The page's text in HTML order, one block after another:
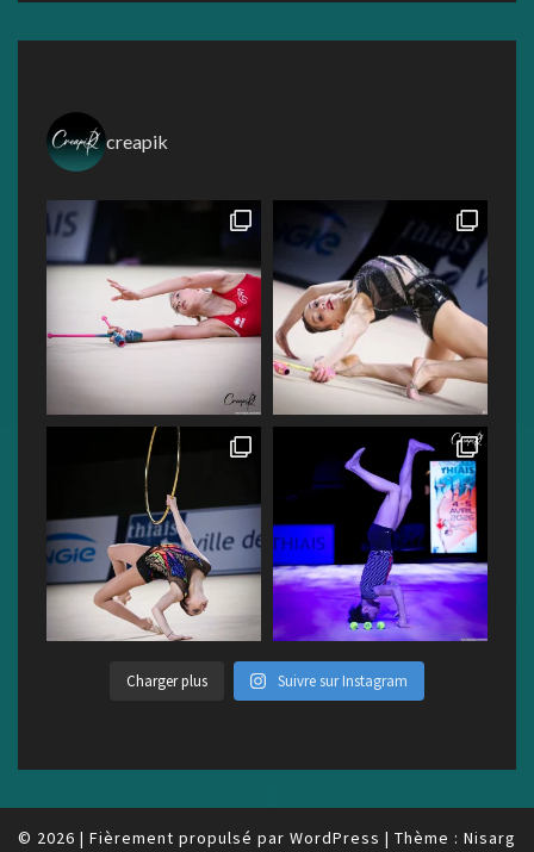
creapik
Charger plus Suivre sur Instagram
© 2026 | Fièrement propulsé par WordPress | Thème : Nisarg